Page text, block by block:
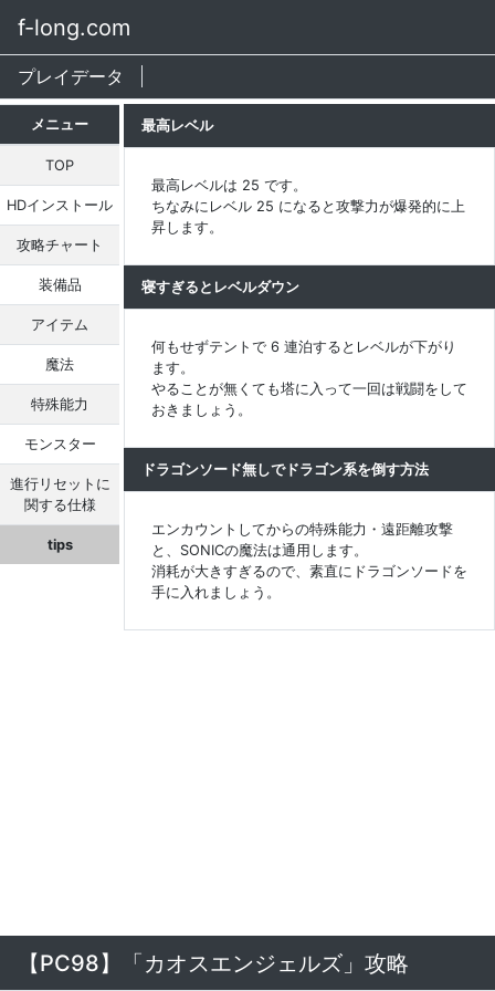
f-long.com
プレイデータ
メニュー
TOP
HDインストール
攻略チャート
装備品
アイテム
魔法
特殊能力
モンスター
進行リセットに
関する仕様
tips
最高レベル
最高レベルは 25 です。
ちなみにレベル 25 になると攻撃力が爆発的に上
昇します。
寝すぎるとレベルダウン
何もせずテントで 6 連泊するとレベルが下がり
ます。
やることが無くても塔に入って一回は戦闘をして
おきましょう。
ドラゴンソード無しでドラゴン系を倒す方法
エンカウントしてからの特殊能力・遠距離攻撃
と、SONICの魔法は通用します。
消耗が大きすぎるので、素直にドラゴンソードを
手に入れましょう。
【PC98】「カオスエンジェルズ」攻略